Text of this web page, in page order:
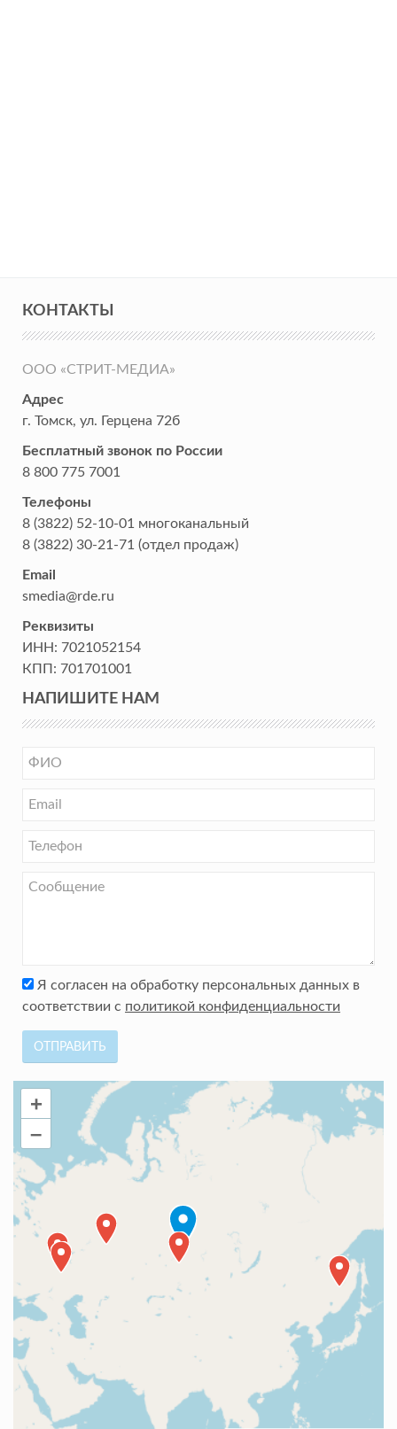
КОНТАКТЫ
ООО «СТРИТ-МЕДИА»
Адрес
г. Томск, ул. Герцена 72б
Бесплатный звонок по России
8 800 775 7001
Телефоны
8 (3822) 52-10-01 многоканальный
8 (3822) 30-21-71 (отдел продаж)
Email
smedia@rde.ru
Реквизиты
ИНН: 7021052154
КПП: 701701001
НАПИШИТЕ НАМ
Я согласен на обработку персональных данных в
соответствии с политикой конфиденциальности
ОТПРАВИТЬ
+
–